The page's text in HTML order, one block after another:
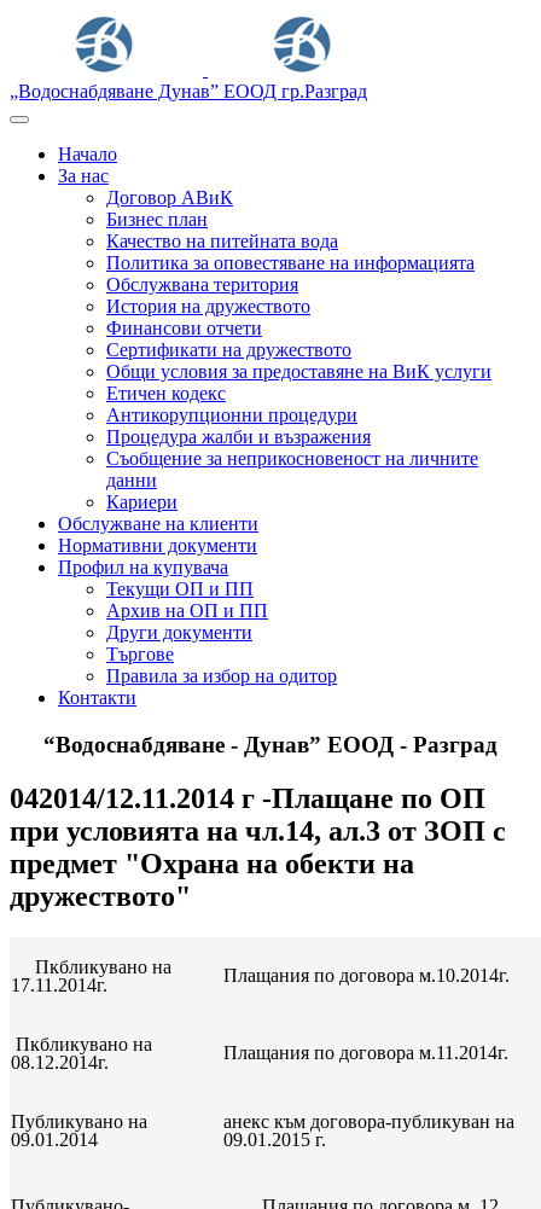
„Водоснабдяване Дунав” ЕООД гр.Разград
Начало
За нас
Договор АВиК
Бизнес план
Качество на питейната вода
Политика за оповестяване на информацията
Обслужвана територия
История на дружеството
Финансови отчети
Сертификати на дружеството
Общи условия за предоставяне на ВиК услуги
Етичен кодекс
Антикорупционни процедури
Процедура жалби и възражения
Съобщение за неприкосновеност на личните
данни
Кариери
Обслужване на клиенти
Нормативни документи
Профил на купувача
Текущи ОП и ПП
Архив на ОП и ПП
Други документи
Търгове
Правила за избор на одитор
Контакти
“Водоснабдяване - Дунав” ЕООД - Разград
042014/12.11.2014 г -Плащане по ОП
при условията на чл.14, ал.3 от ЗОП с
предмет "Охрана на обекти на
дружеството"
Пкбликувано на
17.11.2014г.
Плащания по договора м.10.2014г.
Пкбликувано на
08.12.2014г.
Плащания по договора м.11.2014г.
Публикувано на
09.01.2014
анекс към договора-публикуван на
09.01.2015 г.